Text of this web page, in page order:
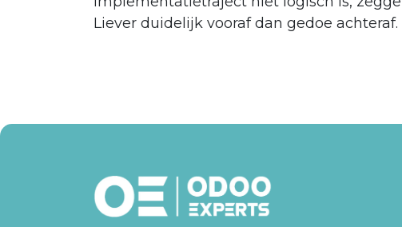
Liever duidelijk vooraf dan gedoe achteraf.